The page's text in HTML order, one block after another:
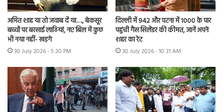
अमित शाह या तो जवाब दें या…., बेकसूर
बच्चों पर बरसाई लाठियां, नए बिल में कुछ
भी नया नहीं- खड़गे
30 July 2026 - 5:20 PM
दिल्ली में 942 और पटना में 1000 के पार
पहुंची गैस सिलेंडर की कीमत, जानें अपने
शहर का रेट
30 July 2026 - 10:31 AM